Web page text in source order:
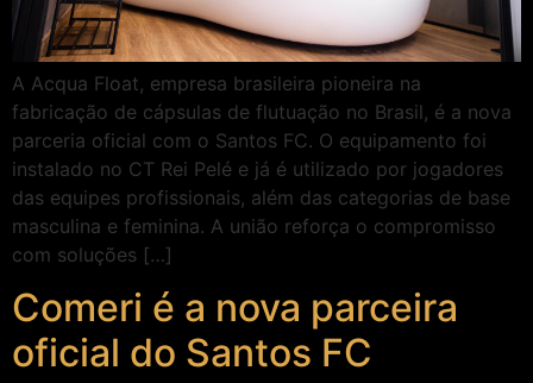
A Acqua Float, empresa brasileira pioneira na
fabricação de cápsulas de flutuação no Brasil, é a nova
parceria oficial com o Santos FC. O equipamento foi
instalado no CT Rei Pelé e já é utilizado por jogadores
das equipes profissionais, além das categorias de base
masculina e feminina. A união reforça o compromisso
com soluções […]
Comeri é a nova parceira
oficial do Santos FC